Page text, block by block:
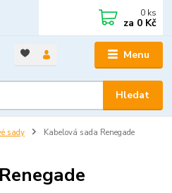
Menu
Hledat
0 ks
za 0 Kč
sady
Kabelová sada Renegade